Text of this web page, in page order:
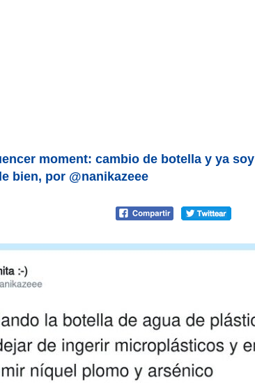
moment: cambio de botella y ya soy
bien, por @nanikazeee